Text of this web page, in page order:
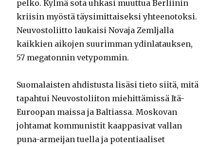
pelko. Kylmä sota uhkasi muuttua Berliinin
kriisin myöstä täysimittaiseksi yhteenotoksi.
Neuvostoliitto laukaisi Novaja Zemljalla
kaikkien aikojen suurimman ydinlatauksen,
57 megatonnin vetypommin.
Suomalaisten ahdistusta lisäsi tieto siitä, mitä
tapahtui Neuvostoliiton miehittämissä Itä-
Euroopan maissa ja Baltiassa. Moskovan
johtamat kommunistit kaappasivat vallan
puna-armeijan tuella ja potentiaaliset